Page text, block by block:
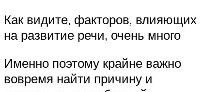
Как видите, факторов, влияющих
на развитие речи, очень много
Именно поэтому крайне важно
вовремя найти причину и